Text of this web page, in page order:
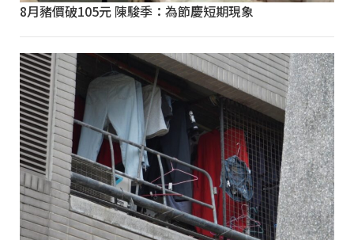
8月豬價破105元 陳駿季：為節慶短期現象